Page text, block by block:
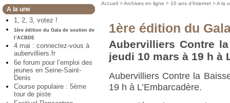
A la une
1, 2, 3, votez !
1ère édition du Gala de soutien de
l’ACBDE
4 mai : connectez-vous à
aubervilliers.fr
6e forum pour l’emploi des
jeunes en Seine-Saint-
Denis
Course populaire : 5ème
tour de piste
Accueil >Archives en ligne > 10 ans d’Internet >A la
1ère édition du
Aubervilliers Contre
jeudi 10 mars à 19 h à
Aubervilliers Contre la
19 h à L’Embarcadère.